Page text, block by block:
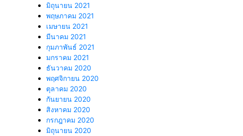
มิถุนายน 2021
พฤษภาคม 2021
เมษายน 2021
มีนาคม 2021
กุมภาพันธ์ 2021
มกราคม 2021
ธันวาคม 2020
พฤศจิกายน 2020
ตุลาคม 2020
กันยายน 2020
สิงหาคม 2020
กรกฎาคม 2020
มิถุนายน 2020